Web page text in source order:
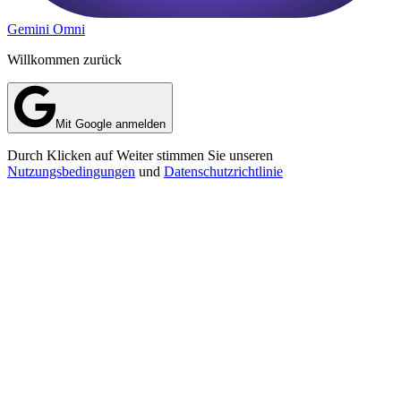
Gemini Omni
Willkommen zurück
Mit Google anmelden
Durch Klicken auf Weiter stimmen Sie unseren
Nutzungsbedingungen und Datenschutzrichtlinie